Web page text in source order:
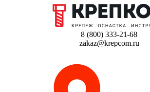
8 (800) 333-21-68
zakaz@krepcom.ru